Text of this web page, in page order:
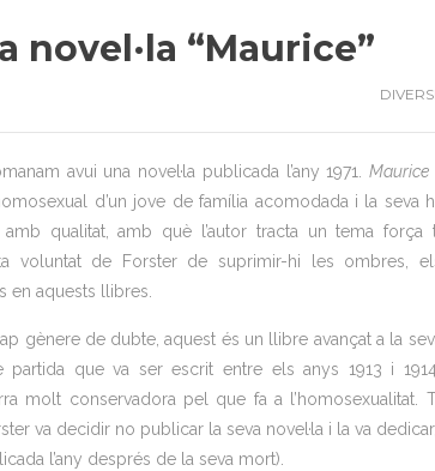
novel·la “Maurice”
avui una novel·la publicada l’any 1971. Maurice
d’un jove de família acomodada i la seva
amb qualitat, amb què l’autor tracta un tema
voluntat de Forster de suprimir-hi les ombres,
en aquests llibres.
gènere de dubte, aquest és un llibre avançat a la
partida que va ser escrit entre els anys 1913 i
molt conservadora pel que fa a l’homosexualitat.
va decidir no publicar la seva novel·la i la va
l’any després de la seva mort).